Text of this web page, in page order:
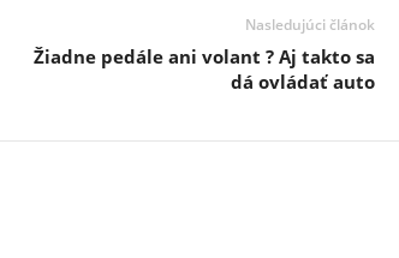
Nasledujúci článok
Žiadne pedále ani volant ? Aj takto sa
dá ovládať auto